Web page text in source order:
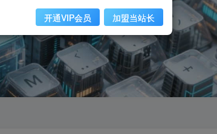
开通VIP会员 加盟当站长